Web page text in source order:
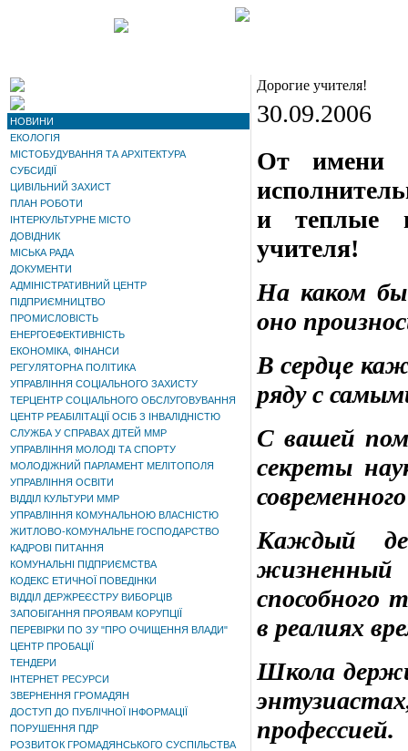
НОВИНИ
ЕКОЛОГІЯ
МІСТОБУДУВАННЯ ТА АРХІТЕКТУРА
СУБСИДІЇ
ЦИВІЛЬНИЙ ЗАХИСТ
ПЛАН РОБОТИ
ІНТЕРКУЛЬТУРНЕ МІСТО
ДОВІДНИК
МІСЬКА РАДА
ДОКУМЕНТИ
АДМІНІСТРАТИВНИЙ ЦЕНТР
ПІДПРИЄМНИЦТВО
ПРОМИСЛОВІСТЬ
ЕНЕРГОЕФЕКТИВНІСТЬ
ЕКОНОМІКА, ФІНАНСИ
РЕГУЛЯТОРНА ПОЛІТИКА
УПРАВЛІННЯ СОЦІАЛЬНОГО ЗАХИСТУ
ТЕРЦЕНТР СОЦІАЛЬНОГО ОБСЛУГОВУВАННЯ
ЦЕНТР РЕАБІЛІТАЦІЇ ОСІБ З ІНВАЛІДНІСТЮ
СЛУЖБА У СПРАВАХ ДІТЕЙ ММР
УПРАВЛІННЯ МОЛОДІ ТА СПОРТУ
МОЛОДІЖНИЙ ПАРЛАМЕНТ МЕЛІТОПОЛЯ
УПРАВЛІННЯ ОСВІТИ
ВІДДІЛ КУЛЬТУРИ ММР
УПРАВЛІННЯ КОМУНАЛЬНОЮ ВЛАСНІСТЮ
ЖИТЛОВО-КОМУНАЛЬНЕ ГОСПОДАРСТВО
КАДРОВІ ПИТАННЯ
КОМУНАЛЬНІ ПІДПРИЄМСТВА
КОДЕКС ЕТИЧНОЇ ПОВЕДІНКИ
ВІДДІЛ ДЕРЖРЕЄСТРУ ВИБОРЦІВ
ЗАПОБІГАННЯ ПРОЯВАМ КОРУПЦІЇ
ПЕРЕВІРКИ ПО ЗУ "ПРО ОЧИЩЕННЯ ВЛАДИ"
ЦЕНТР ПРОБАЦІЇ
ТЕНДЕРИ
ІНТЕРНЕТ РЕСУРСИ
ЗВЕРНЕННЯ ГРОМАДЯН
ДОСТУП ДО ПУБЛІЧНОЇ ІНФОРМАЦІЇ
ПОРУШЕННЯ ПДР
РОЗВИТОК ГРОМАДЯНСЬКОГО СУСПІЛЬСТВА
Дорогие учителя!
30.09.2006
От имени
и теплые
учителя!
На каком бы
оно
В сердце
ряду с
С вашей
секреты
Каждый
жизненный
способного
в реалиях
Школа
профессией.